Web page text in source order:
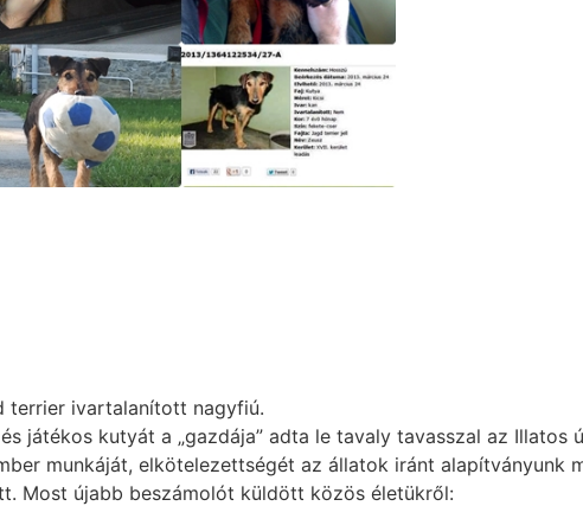
terrier ivartalanított nagyfiú.
játékos kutyát a „gazdája” adta le tavaly tavasszal az
munkáját, elkötelezettségét az állatok iránt alapítványunk
Most újabb beszámolót küldött közös életükről: